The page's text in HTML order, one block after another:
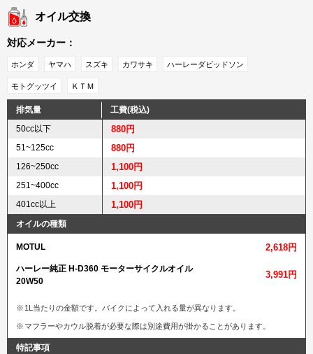
オイル交換
対応メーカー：
ホンダ ヤマハ スズキ カワサキ ハーレーダビッドソン
モトグッツイ ＫＴＭ
排気量
工費(税込)
50cc以下
880円
51~125cc 880円
126~250cc 1,100円
251~400cc 1,100円
401cc以上 1,100円
オイルの種類
MOTUL 2,618円
ハーレー純正 H-D360 モーターサイクルオイル
20W50
3,991円
1L当たりの金額です。バイクによって入れる量が異なります。
マフラーやカウル脱着が必要な際は別途費用が掛かることがあります。
特記事項